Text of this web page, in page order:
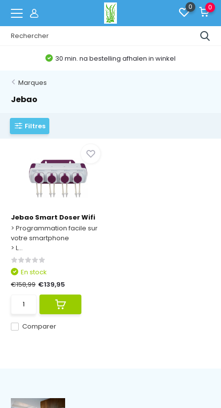
0 0
30 min. na bestelling afhalen in winkel
Marques
Jebao
Filtres
Jebao Smart Doser Wifi
> Programmation facile sur
votre smartphone
> L...
Comparer
En stock
€158,99 €139,95